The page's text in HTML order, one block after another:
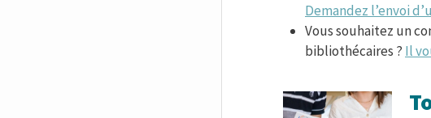
Demandez l’envoi
Vous souhaitez un
bibliothécaires ? Il